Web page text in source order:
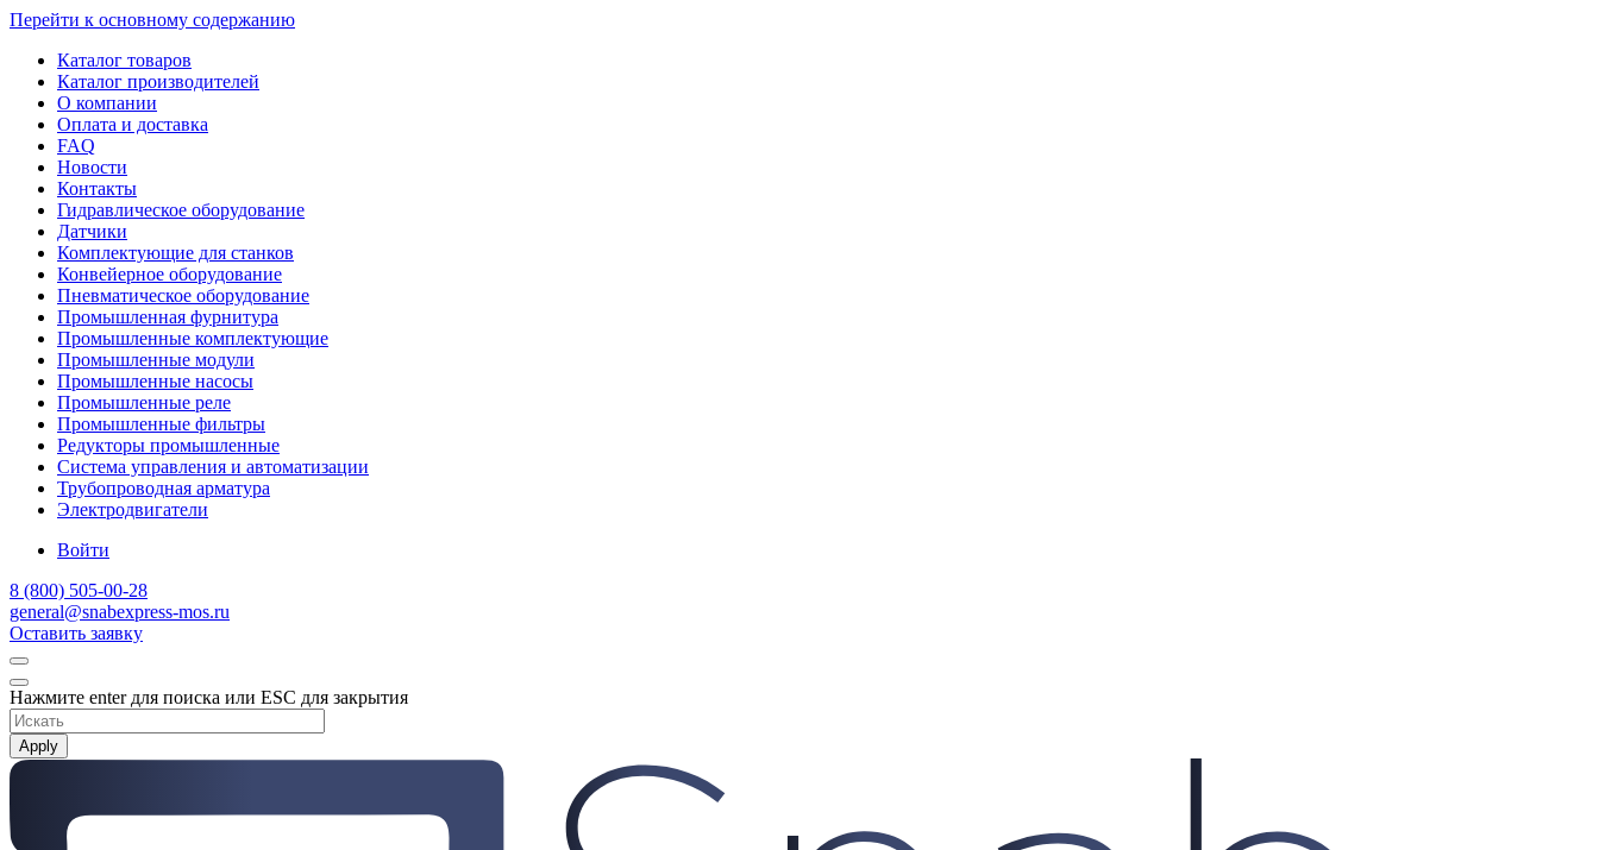
Перейти к основному содержанию
Каталог товаров
Каталог производителей
О компании
Оплата и доставка
FAQ
Новости
Контакты
Гидравлическое оборудование
Датчики
Комплектующие для станков
Конвейерное оборудование
Пневматическое оборудование
Промышленная фурнитура
Промышленные комплектующие
Промышленные модули
Промышленные насосы
Промышленные реле
Промышленные фильтры
Редукторы промышленные
Система управления и автоматизации
Трубопроводная арматура
Электродвигатели
Войти
8 (800) 505-00-28
general@snabexpress-mos.ru
Оставить заявку
Нажмите enter для поиска или ESC для закрытия
Apply